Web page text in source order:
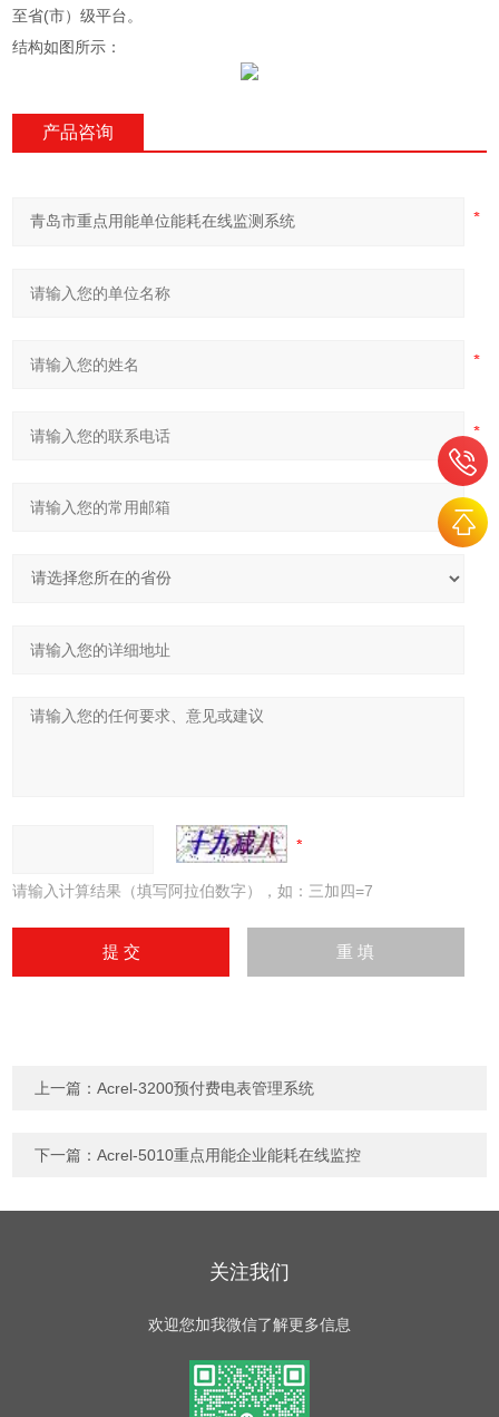
至省(市）级平台。
结构如图所示：
产品咨询
请输入计算结果（填写阿拉伯数字），如：三加四=7
上一篇：Acrel-3200预付费电表管理系统
下一篇：Acrel-5010重点用能企业能耗在线监控
关注我们
欢迎您加我微信了解更多信息